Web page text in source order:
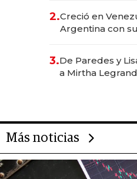
2.Creció en
Argentina con
las marcas "fast
3.De Paredes y
a Mirtha
Más noticias